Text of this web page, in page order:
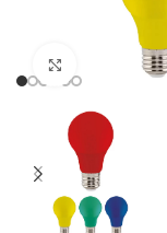
Büyütmek